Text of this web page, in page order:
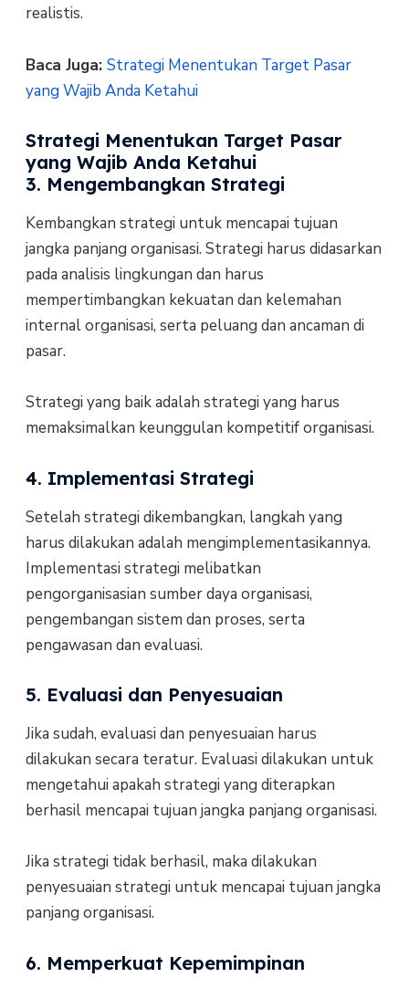
realistis.
Baca Juga: Strategi Menentukan Target Pasar
yang Wajib Anda Ketahui
Strategi Menentukan Target Pasar
yang Wajib Anda Ketahui
3. Mengembangkan Strategi
Kembangkan strategi untuk mencapai tujuan
jangka panjang organisasi. Strategi harus didasarkan
pada analisis lingkungan dan harus
mempertimbangkan kekuatan dan kelemahan
internal organisasi, serta peluang dan ancaman di
pasar.
Strategi yang baik adalah strategi yang harus
memaksimalkan keunggulan kompetitif organisasi.
4. Implementasi Strategi
Setelah strategi dikembangkan, langkah yang
harus dilakukan adalah mengimplementasikannya.
Implementasi strategi melibatkan
pengorganisasian sumber daya organisasi,
pengembangan sistem dan proses, serta
pengawasan dan evaluasi.
5. Evaluasi dan Penyesuaian
Jika sudah, evaluasi dan penyesuaian harus
dilakukan secara teratur. Evaluasi dilakukan untuk
mengetahui apakah strategi yang diterapkan
berhasil mencapai tujuan jangka panjang organisasi.
Jika strategi tidak berhasil, maka dilakukan
penyesuaian strategi untuk mencapai tujuan jangka
panjang organisasi.
6. Memperkuat Kepemimpinan